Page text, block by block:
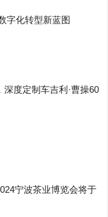
字化转型新蓝图
度定制车吉利·曹操60
宁波茶业博览会将于